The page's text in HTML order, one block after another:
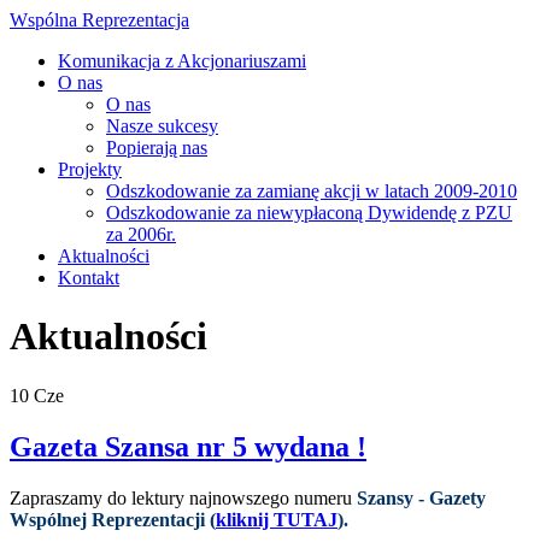
Wspólna Reprezentacja
Komunikacja z Akcjonariuszami
O nas
O nas
Nasze sukcesy
Popierają nas
Projekty
Odszkodowanie za zamianę akcji w latach 2009-2010
Odszkodowanie za niewypłaconą Dywidendę z PZU
za 2006r.
Aktualności
Kontakt
Aktualności
10 Cze
Gazeta Szansa nr 5 wydana !
Zapraszamy do lektury najnowszego numeru Szansy - Gazety
Wspólnej Reprezentacji (kliknij TUTAJ).